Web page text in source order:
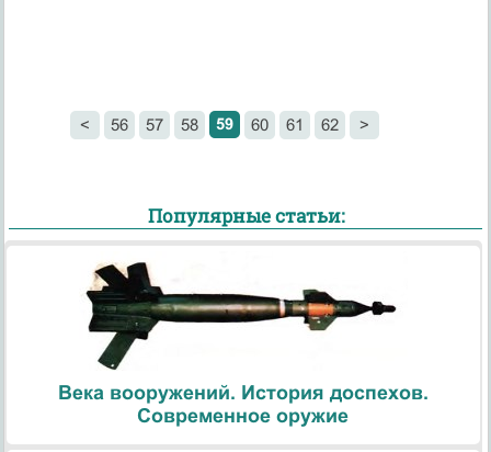
< 56 57 58 59 60 61 62 >
Популярные статьи:
Века вооружений. История доспехов.
Современное оружие